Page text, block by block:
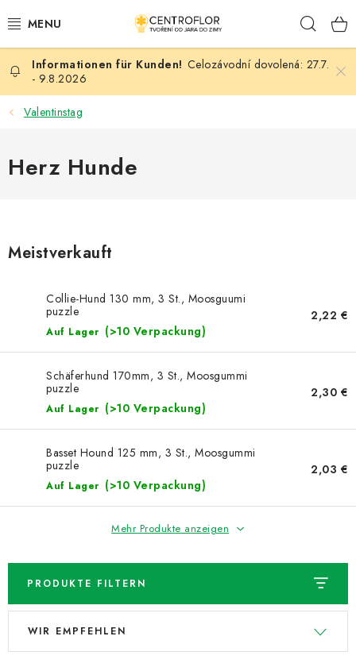
Inhalt
SAISONALE KREATION
HÖLZERNE PRODUKTE
HOCHZEIT
NEUHEITEN
TIPY NA TVOŘENÍ
Kontaktieren Sie uns
Geschäftsbewertung
Datenschutzerklärung
Großhandel
Celozávodní dovolená: 27.7.
- 9.8.2026
Valentinstag
Herz Hunde
Meistverkauft
Collie-Hund 130 mm, 3 St., Moosguumi
puzzle
Auf Lager (>10 Verpackung)
2,22 €
Schäferhund 170mm, 3 St., Moosgummi
puzzle
Auf Lager (>10 Verpackung)
2,30 €
Basset Hound 125 mm, 3 St., Moosgummi
puzzle
Auf Lager (>10 Verpackung)
2,03 €
Mehr Produkte anzeigen
PRODUKTE FILTERN
L
P WIR EMPFEHLEN